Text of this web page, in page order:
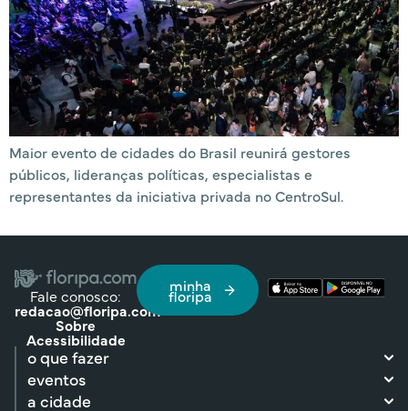
Maior evento de cidades do Brasil reunirá gestores
públicos, lideranças políticas, especialistas e
representantes da iniciativa privada no CentroSul.
Fale conosco:
redacao@floripa.com
Sobre
Acessibilidade
minha
floripa
o que fazer
eventos
a cidade